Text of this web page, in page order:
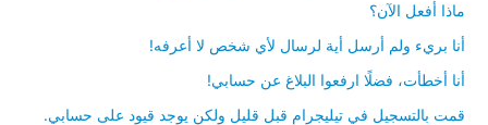
ماذا أفعل الآن؟
أنا بريء ولم أرسل أية لرسال لأي شخص لا أعرفه!
أنا أخطأت، فضلًا ارفعوا البلاغ عن حسابي!
قمت بالتسجيل في تيليجرام قبل قليل ولكن يوجد قيود على حسابي.